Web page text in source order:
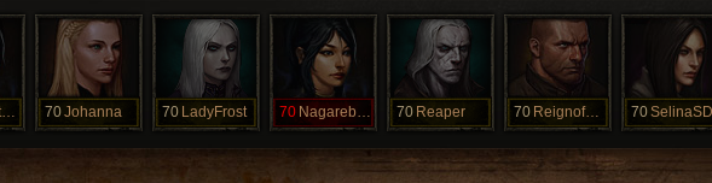
Elementalist 70Johanna 70 LadyFrost 70 Nagareboshi 70 Reaper 70 ReignofChaos 70SelinaSD